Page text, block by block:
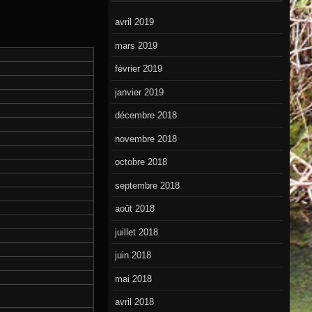
avril 2019
mars 2019
février 2019
janvier 2019
décembre 2018
novembre 2018
octobre 2018
septembre 2018
août 2018
juillet 2018
juin 2018
mai 2018
avril 2018